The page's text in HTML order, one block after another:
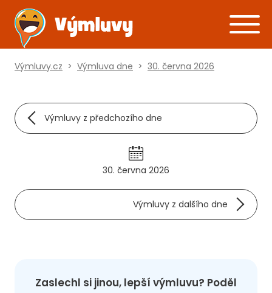
Výmluvy.cz > Výmluva dne > 30. června 2026
Výmluvy z předchozího dne
30. června 2026
Výmluvy z dalšího dne
Zaslechl si jinou, lepší výmluvu? Poděl